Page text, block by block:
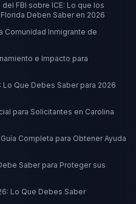
FBI sobre ICE: Lo que los
Deben Saber en 2026
Comunidad Inmigrante de
e Impacto para
Que Debes Saber para 2026
para Solicitantes en Carolina
Completa para Obtener Ayuda
Saber para Proteger sus
Lo Que Debes Saber